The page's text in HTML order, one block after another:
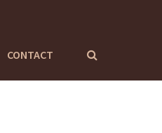
CONTACT